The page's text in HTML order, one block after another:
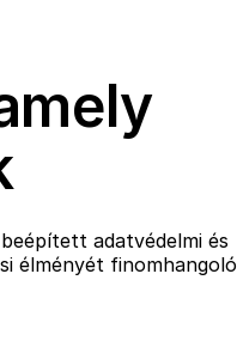
adatvédelmi és
élményét finomhangoló